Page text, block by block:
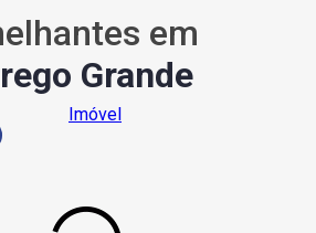
em
Grande